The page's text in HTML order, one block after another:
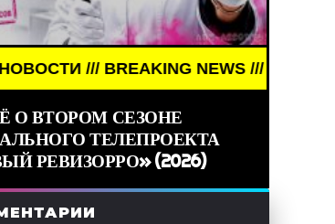
NEWS /// НОВОСТИ (СМИ)
О ВТОРОМ СЕЗОНЕ
ТЕЛЕПРОЕКТА
РЕВИЗОРРО» (2026)